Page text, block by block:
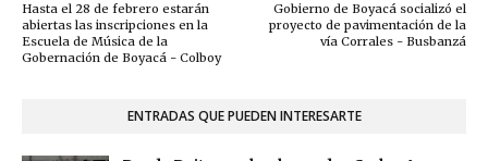
Gobierno de Boyacá socializó el
proyecto de pavimentación de la
vía Corrales - Busbanzá
Hasta el 28 de febrero estarán
abiertas las inscripciones en la
Escuela de Música de la
Gobernación de Boyacá - Colboy
ENTRADAS QUE PUEDEN INTERESARTE